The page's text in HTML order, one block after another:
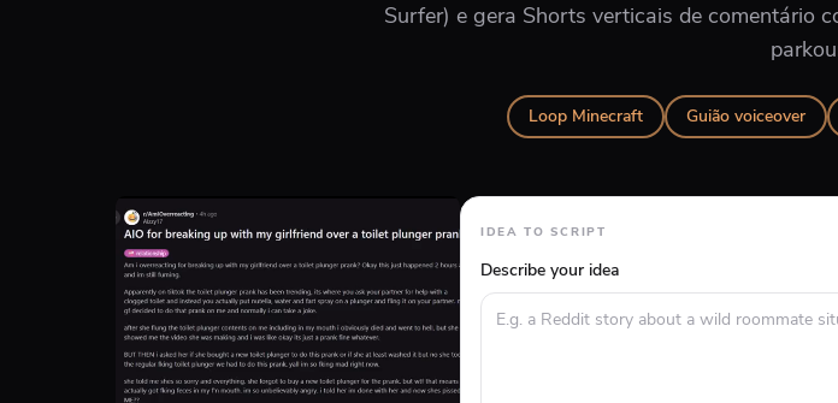
Surfer) e gera Shorts verticais de comentário
Loop Minecraft Guião voiceover
IDEA TO SCRIPT
Describe your idea